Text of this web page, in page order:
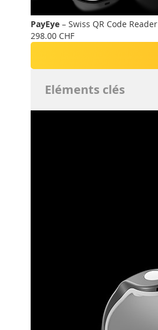
PayEye – Swiss QR Code Reader
298.00 CHF
Eléments clés